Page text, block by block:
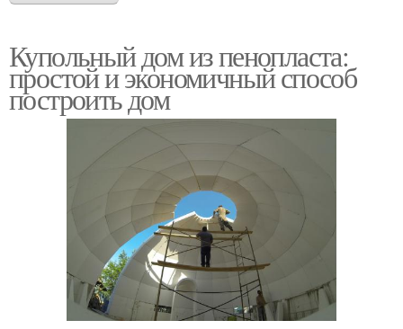
Купольный дом из пенопласта:
простой и экономичный способ
построить дом